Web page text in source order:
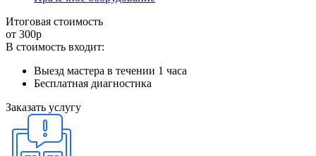
Итоговая стоимость
от 300р
В стоимость входит:
Выезд мастера в течении 1 часа
Бесплатная диагностика
Заказать услугу